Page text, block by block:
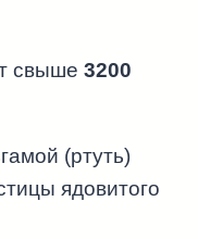
свыше 3200
(ртуть)
ядовитого